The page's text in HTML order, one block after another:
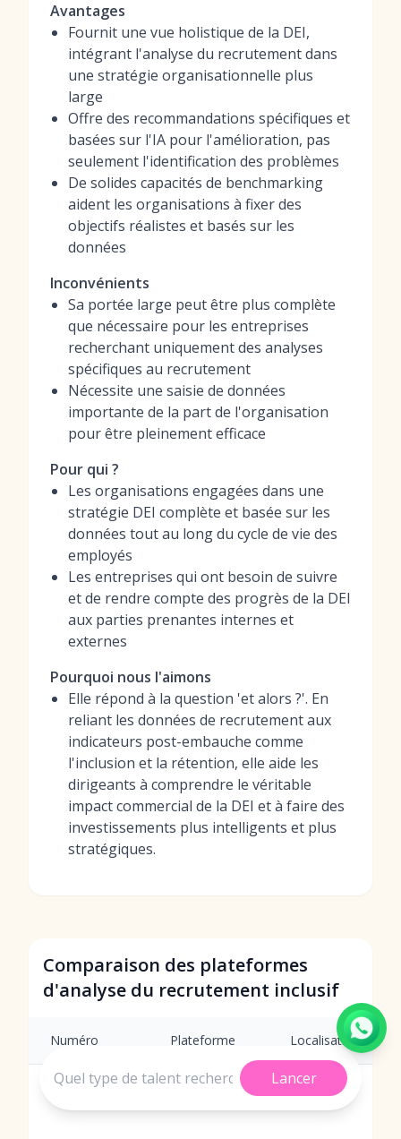
Avantages
Fournit une vue holistique de la DEI,
intégrant l'analyse du recrutement dans
une stratégie organisationnelle plus
large
Offre des recommandations spécifiques et
basées sur l'IA pour l'amélioration, pas
seulement l'identification des problèmes
De solides capacités de benchmarking
aident les organisations à fixer des
objectifs réalistes et basés sur les
données
Inconvénients
Sa portée large peut être plus complète
que nécessaire pour les entreprises
recherchant uniquement des analyses
spécifiques au recrutement
Nécessite une saisie de données
importante de la part de l'organisation
pour être pleinement efficace
Pour qui ?
Les organisations engagées dans une
stratégie DEI complète et basée sur les
données tout au long du cycle de vie des
employés
Les entreprises qui ont besoin de suivre
et de rendre compte des progrès de la DEI
aux parties prenantes internes et
externes
Pourquoi nous l'aimons
Elle répond à la question 'et alors ?'. En
reliant les données de recrutement aux
indicateurs post-embauche comme
l'inclusion et la rétention, elle aide les
dirigeants à comprendre le véritable
impact commercial de la DEI et à faire des
investissements plus intelligents et plus
stratégiques.
Comparaison des plateformes
d'analyse du recrutement inclusif
Numéro Plateforme Localisation
Lancer